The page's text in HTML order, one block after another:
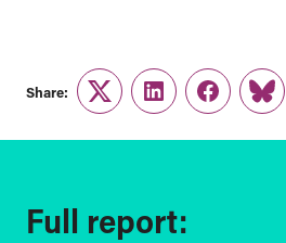
Share:
TwitterLinkedInFacebook
Link
Full report: